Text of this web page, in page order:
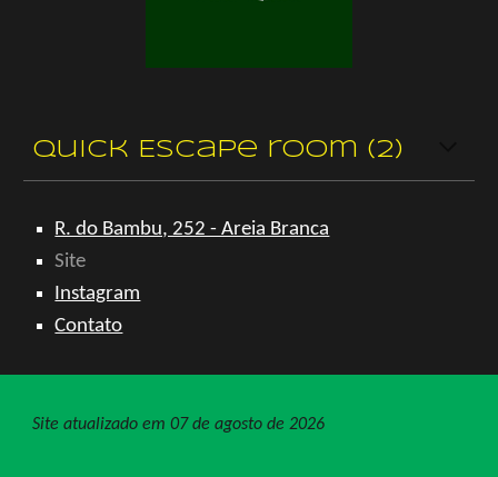
quick Escape room ( 2 )
R. do Bambu, 252 - Areia Branca
Site
Instagram
Contato
Site atualizado em 07 de agosto de 2026